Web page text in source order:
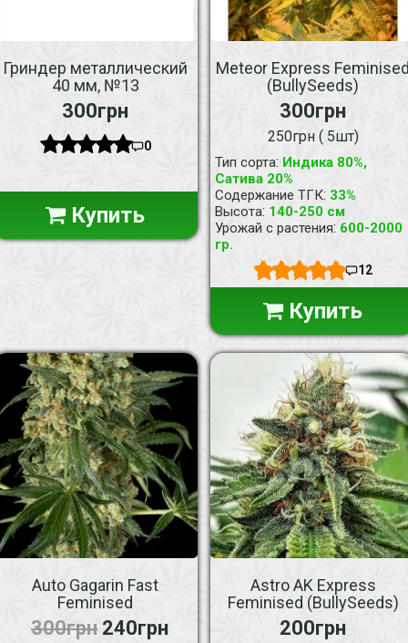
Гриндер металлический
40 мм, №13
300грн
0
Купить
Meteor Express
(BullySeeds)
300грн
250грн ( 5шт)
Тип сорта: Индика 80%,
Сатива 20%
Содержание ТГК: 33%
Высота: 140-250 см
Урожай с растения: 600-2000
гр.
12
Купить
Auto Gagarin Fast
Feminised
300грн 240грн
Astro AK Express
Feminised (BullySeeds)
200грн